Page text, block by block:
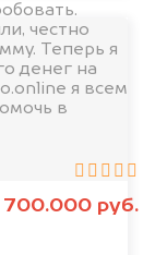
честно
Теперь я
денег на
я всем
в
700.000 руб.